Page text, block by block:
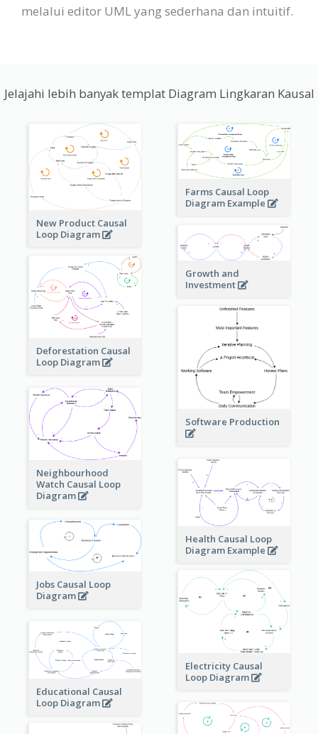
melalui editor UML yang sederhana dan intuitif.
Jelajahi lebih banyak templat Diagram Lingkaran Kausal
New Product Causal
Loop Diagram
Farms Causal Loop
Diagram Example
Growth and
Investment
Deforestation Causal
Loop Diagram
Software Production
Neighbourhood
Watch Causal Loop
Diagram
Health Causal Loop
Diagram Example
Jobs Causal Loop
Diagram
Electricity Causal
Loop Diagram
Educational Causal
Loop Diagram